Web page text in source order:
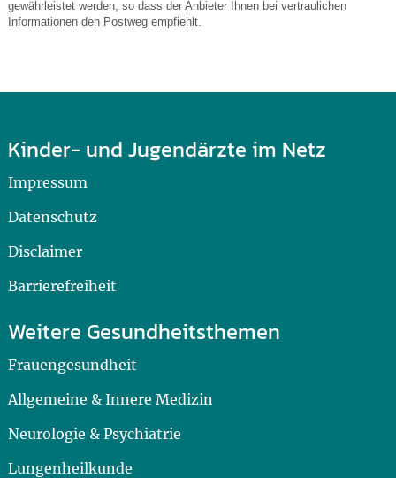
gewährleistet werden, so dass der Anbieter Ihnen bei vertraulichen
Informationen den Postweg empfiehlt.
Kinder- und Jugendärzte im Netz
Impressum
Datenschutz
Disclaimer
Barrierefreiheit
Weitere Gesundheitsthemen
Frauengesundheit
Allgemeine & Innere Medizin
Neurologie & Psychiatrie
Lungenheilkunde